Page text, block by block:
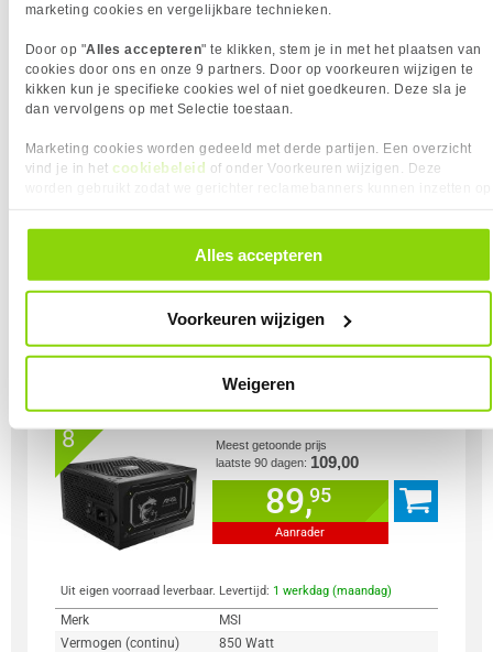
marketing cookies en vergelijkbare technieken.
Door op "Alles accepteren" te klikken, stem je in met het plaatsen van
cookies door ons en onze 9 partners. Door op voorkeuren wijzigen te
kikken kun je specifieke cookies wel of niet goedkeuren. Deze sla je
dan vervolgens op met Selectie toestaan.
Marketing cookies worden gedeeld met derde partijen. Een overzicht
vind je in het cookiebeleid of onder Voorkeuren wijzigen. Deze
alle cookies. Je kunt je gegeven toestemming altijd intrekken, dit doe je
door in de footer van onze website te klikken op ‘Cookievoorkeuren’
Alles accepteren
Voorkeuren wijzigen
Weigeren
Merk
Corsair
Vermogen (continu)
1000 Watt
80 Plus Certificaat
Gold
Modulair (PSU)
Modulair
SATA power connector
12 x
Zwart
Vergelijk product Meer productinformatie
MSI MAG A850GL PCIE5 II PSU /
PC voeding
8
Meest getoonde prijs
laatste 90 dagen: 109,00
89,95
Aanrader
Uit eigen voorraad leverbaar. Levertijd: 1 werkdag (maandag)
Merk
MSI
Vermogen (continu)
850 Watt